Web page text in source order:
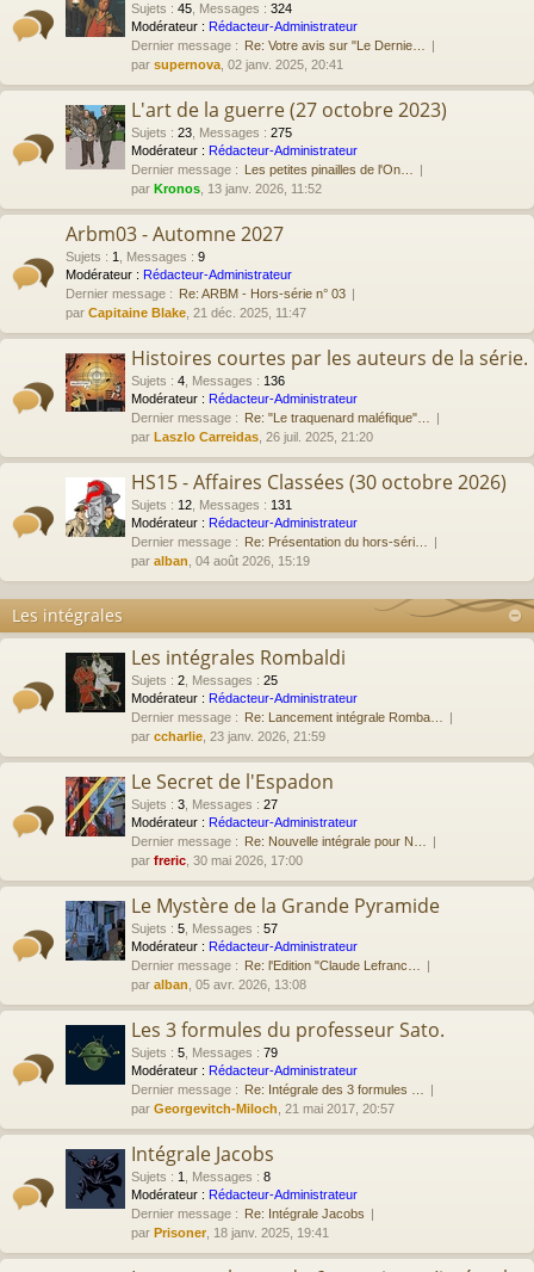
Sujets : 45 Messages : 324
Modérateur : Rédacteur-Administrateur
Dernier message : Re: Votre avis sur "Le Dernie…
par supernova , 02 janv. 2025, 20:41
L'art de la guerre (27 octobre 2023)
Sujets : 23 Messages : 275
Modérateur : Rédacteur-Administrateur
Dernier message : Les petites pinailles de l'On…
par Kronos , 13 janv. 2026, 11:52
Arbm03 - Automne 2027
Sujets : 1 Messages : 9
Modérateur : Rédacteur-Administrateur
Dernier message : Re: ARBM - Hors-série n° 03
par Capitaine Blake , 21 déc. 2025, 11:47
Histoires courtes par les auteurs de la série.
Sujets : 4 Messages : 136
Modérateur : Rédacteur-Administrateur
Dernier message : Re: "Le traquenard maléfique"…
par Laszlo Carreidas , 26 juil. 2025, 21:20
HS15 - Affaires Classées (30 octobre 2026)
Sujets : 12 Messages : 131
Modérateur : Rédacteur-Administrateur
Dernier message : Re: Présentation du hors-séri…
par alban , 04 août 2026, 15:19
Les intégrales
Les intégrales Rombaldi
Sujets : 2 Messages : 25
Modérateur : Rédacteur-Administrateur
Dernier message : Re: Lancement intégrale Romba…
par ccharlie , 23 janv. 2026, 21:59
Le Secret de l'Espadon
Sujets : 3 Messages : 27
Modérateur : Rédacteur-Administrateur
Dernier message : Re: Nouvelle intégrale pour N…
par freric , 30 mai 2026, 17:00
Le Mystère de la Grande Pyramide
Sujets : 5 Messages : 57
Modérateur : Rédacteur-Administrateur
Dernier message : Re: l'Edition "Claude Lefranc…
par alban , 05 avr. 2026, 13:08
Les 3 formules du professeur Sato.
Sujets : 5 Messages : 79
Modérateur : Rédacteur-Administrateur
Dernier message : Re: Intégrale des 3 formules …
par Georgevitch-Miloch , 21 mai 2017, 20:57
Intégrale Jacobs
Sujets : 1 Messages : 8
Modérateur : Rédacteur-Administrateur
Dernier message : Re: Intégrale Jacobs
par Prisoner , 18 janv. 2025, 19:41